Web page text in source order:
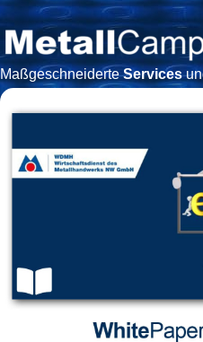
MaßgeschneiderteServices